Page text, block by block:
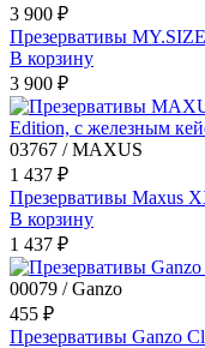
3 900 ₽
Презервативы
В корзину
3 900 ₽
03767 / MAXUS
1 437 ₽
Презервативы Maxus
В корзину
1 437 ₽
00079 / Ganzo
455 ₽
Презервативы Ganzo